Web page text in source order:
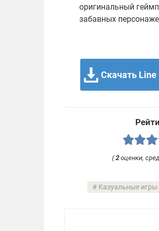
оригинальный
забавных
Скачать
(2оценки,
Казуальные игры